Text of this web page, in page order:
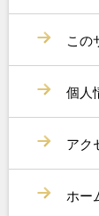
この
個人
アク
ホー